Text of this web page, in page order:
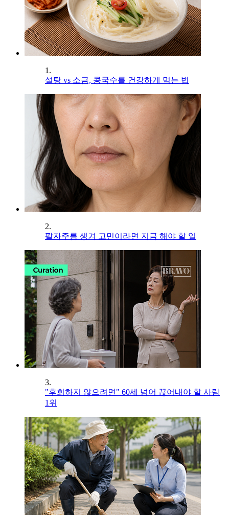
1.
설탕 vs 소금, 콩국수를 건강하게 먹는 법
2.
팔자주름 생겨 고민이라면 지금 해야 할 일
3.
"후회하지 않으려면" 60세 넘어 끊어내야 할 사람
1위